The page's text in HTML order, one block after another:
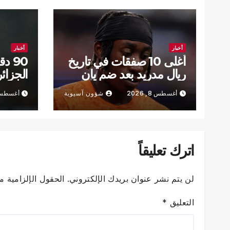
أخبار
أغلى 10 صفقات في تاريخ
ريال مدريد بعد ضم يان
ديوماندي
أغسطس 8, 2026 شؤون آسيوية
أخبار
أغسطس 8,
اترك تعليقاً
لن يتم نشر عنوان بريدك الإلكتروني. الحقول الإلزامية
التعليق *